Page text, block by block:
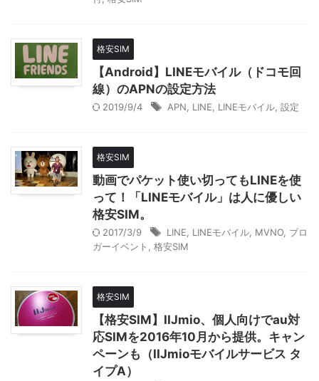
格安SIM
【Android】LINEモバイル（ドコモ回
線）のAPNの設定方法
2019/9/4 APN LINE LINEモバイル 設定
格安SIM
動画でパケット使い切ってもLINEを使
って！「LINEモバイル」は人に優しい
格安SIM。
2017/3/9 LINE LINEモバイル MVNO ブロ
ガーイベント
格安SIM
格安SIM
【格安SIM】IIJmio、個人向けでau対
応SIMを2016年10月から提供。キャン
ペーンも（IIJmioモバイルサービス タ
イプA）